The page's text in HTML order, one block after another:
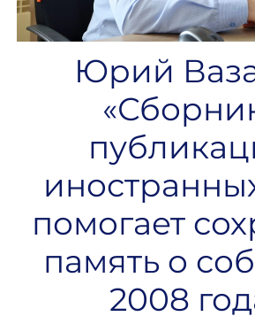
Юрий
помогает
память о
2008